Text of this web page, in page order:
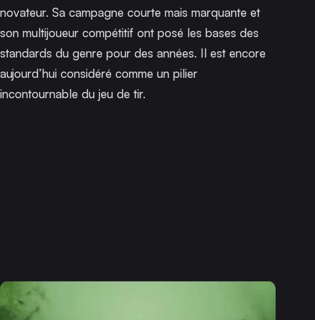
novateur. Sa campagne courte mais marquante et
son multijoueur compétitif ont posé les bases des
standards du genre pour des années. Il est encore
aujourd’hui considéré comme un pilier
incontournable du jeu de tir.